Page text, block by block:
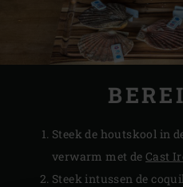
Steek de houtskool in
verwarm met deCast
Steek intussen de